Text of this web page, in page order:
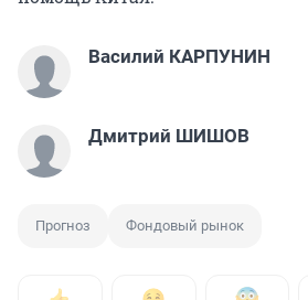
Василий КАРПУНИН
Дмитрий ШИШОВ
Прогноз Фондовый рынок